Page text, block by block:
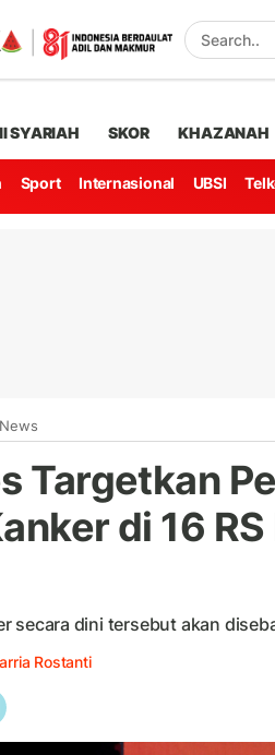
SYARIAH SKOR KHAZANAH
Sport Internasional UBSI
Targetkan
di 16
secara dini tersebut akan
Rostanti